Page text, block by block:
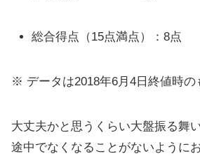
総合得点（15点満点）：8点
※ データは2018年6月4日終値時の
大丈夫かと思うくらい大盤振る舞
途中でなくなることがないように